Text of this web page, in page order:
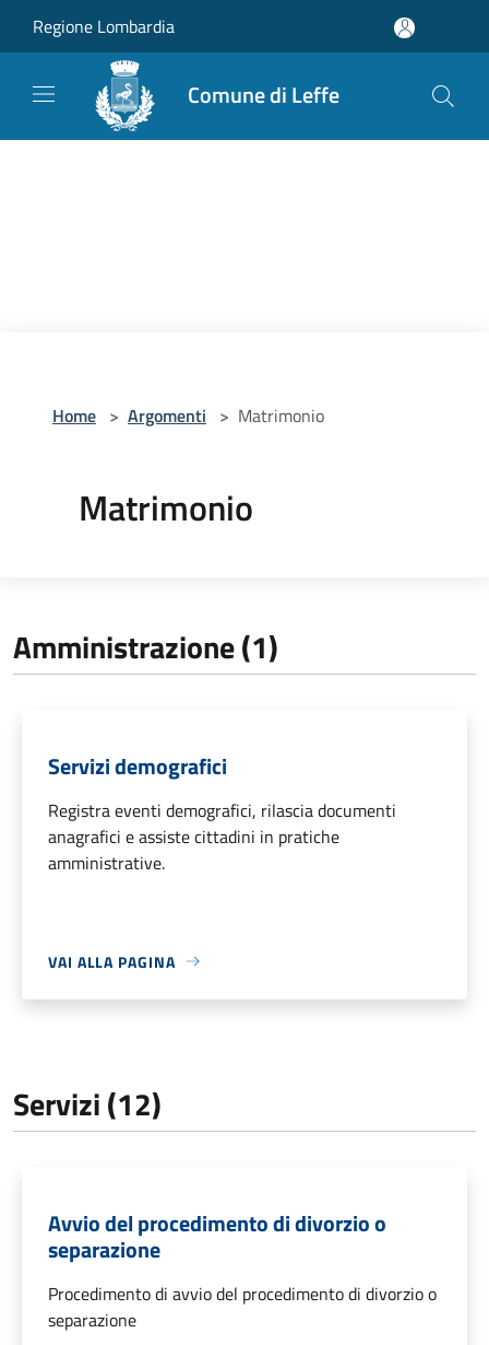
Regione Lombardia
Comune di Leffe
Home > Argomenti > Matrimonio
Matrimonio
Amministrazione (1)
Servizi demografici
Registra eventi demografici, rilascia documenti
anagrafici e assiste cittadini in pratiche
amministrative.
VAI ALLA PAGINA
Servizi (12)
Avvio del procedimento di divorzio o
separazione
Procedimento di avvio del procedimento di divorzio o
separazione